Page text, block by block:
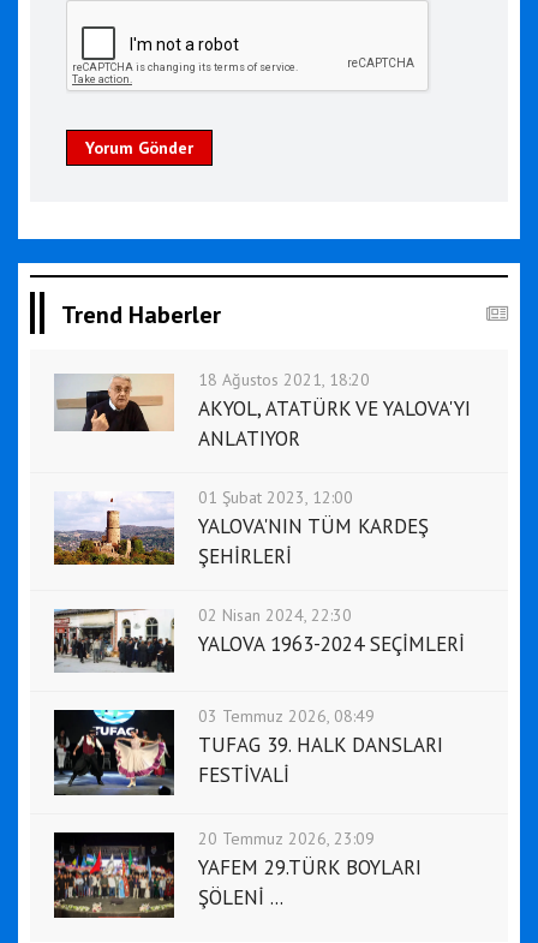
Yorum Gönder
Trend Haberler
18 Ağustos 2021, 18:20
AKYOL, ATATÜRK VE YALOVA'YI
ANLATIYOR
01 Şubat 2023, 12:00
YALOVA'NIN TÜM KARDEŞ
ŞEHİRLERİ
02 Nisan 2024, 22:30
YALOVA 1963-2024 SEÇİMLERİ
03 Temmuz 2026, 08:49
TUFAG 39. HALK DANSLARI
FESTİVALİ
20 Temmuz 2026, 23:09
YAFEM 29.TÜRK BOYLARI
ŞÖLENİ ...